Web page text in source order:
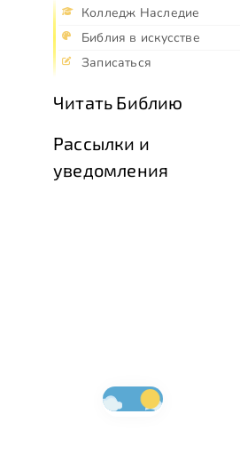
Колледж Наследие
Библия в искусстве
Записаться
Читать Библию
Рассылки и
уведомления